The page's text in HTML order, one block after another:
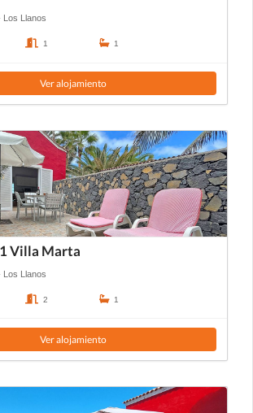
Los Llanos
1 1
Ver alojamiento
Villa Marta
Los Llanos
2 1
Ver alojamiento